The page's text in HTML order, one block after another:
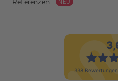
Referenzen NEU